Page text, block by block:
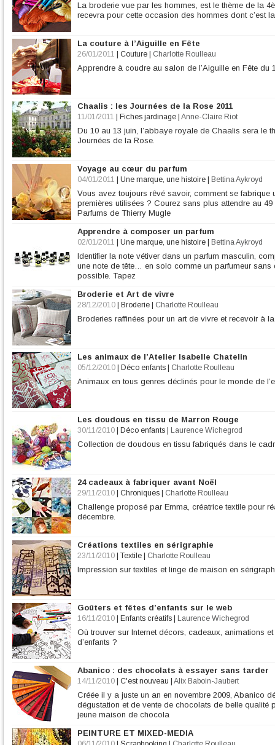
La broderie vue par les hommes, est le thème de la
recevra pour cette occasion des hommes dont c’est
La couture à l’Aiguille en Fête
26/01/2011 Couture Charlotte Roulleau
Apprendre à coudre au salon de l’Aiguille en Fête du
Chaalis : les Journées de la Rose 2011
11/01/2011 Fiches jardinage Anne-Claire Riot
Du 10 au 13 juin, l’abbaye royale de Chaalis sera le
Journées de la Rose.
Voyage au cœur du parfum
04/01/2011 Une marque, une histoire Bettina Aykroyd
Vous avez toujours rêvé savoir, comment se fabrique
premières utilisées ? Courez sans plus attendre au 49
Parfums de Thierry Mugle
Apprendre à composer un parfum
02/01/2011 Une marque, une histoire Bettina Aykroyd
Identifier la note vétiver dans un parfum masculin,
une note de tête… en solo comme un parfumeur
possible. Tapez
Broderie et Art de vivre
28/12/2010 Broderie Charlotte Roulleau
Broderies raffinées pour un art de vivre et recevoir à
Les animaux de l’Atelier Isabelle Chatelin
05/12/2010 Déco enfants Charlotte Roulleau
Animaux en tous genres déclinés pour le monde de
Les doudous en tissu de Marron Rouge
30/11/2010 Déco enfants Laurence Wichegrod
Collection de doudous en tissu fabriqués dans le
24 cadeaux à fabriquer avant Noël
29/11/2010 Chroniques Charlotte Roulleau
Challenge proposé par Emma, créatrice textile pour
décembre.
Créations textiles en sérigraphie
23/11/2010 Textile Charlotte Roulleau
Impression sur textiles et linge de maison en
Goûters et fêtes d’enfants sur le web
16/11/2010 Enfants créatifs Laurence Wichegrod
Où trouver sur Internet décors, cadeaux, animations
d’enfants ?
Abanico : des chocolats à essayer sans tarder
14/11/2010 C'est nouveau Alix Baboin-Jaubert
Créée il y a juste un an en novembre 2009, Abanico
dégustation et de vente de chocolats de belle qualité
jeune maison de chocola
PEINTURE ET MIXED-MEDIA